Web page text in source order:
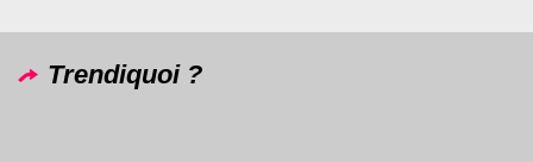
Trendiquoi ?